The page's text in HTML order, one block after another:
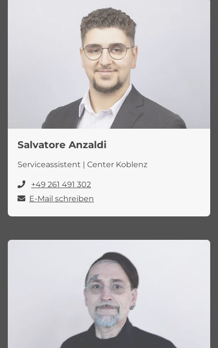
Salvatore Anzaldi
Serviceassistent | Center Koblenz
+49 261 491 302
E-Mail schreiben